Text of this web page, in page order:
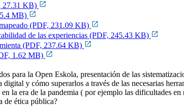
27.31 KB)
MB)
(PDF, 231.09 KB)
de las experiencias (PDF, 245.43 KB)
(PDF, 237.64 KB)
1.62 MB)
para la Open Eskola, presentación de las
y cómo superarlos a través de las necesarias
la era de la pandemia ( por ejemplo las dificultades
de ética pública?